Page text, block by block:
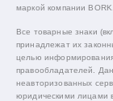
маркой компании BORK.
Все товарные знаки
принадлежат их
целью
правообладателей.
неавторизованных
юридическими лицами